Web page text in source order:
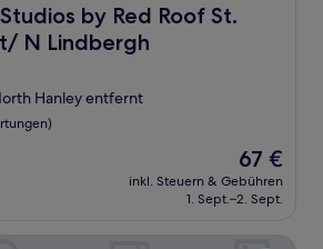
by Red Roof St.
N Lindbergh
by Red Roof St. Louis - Airport/ N
Hanley entfernt
Der
Preis
beträgt
67 €
inkl. Steuern & Gebühren
1. Sept.–2. Sept.